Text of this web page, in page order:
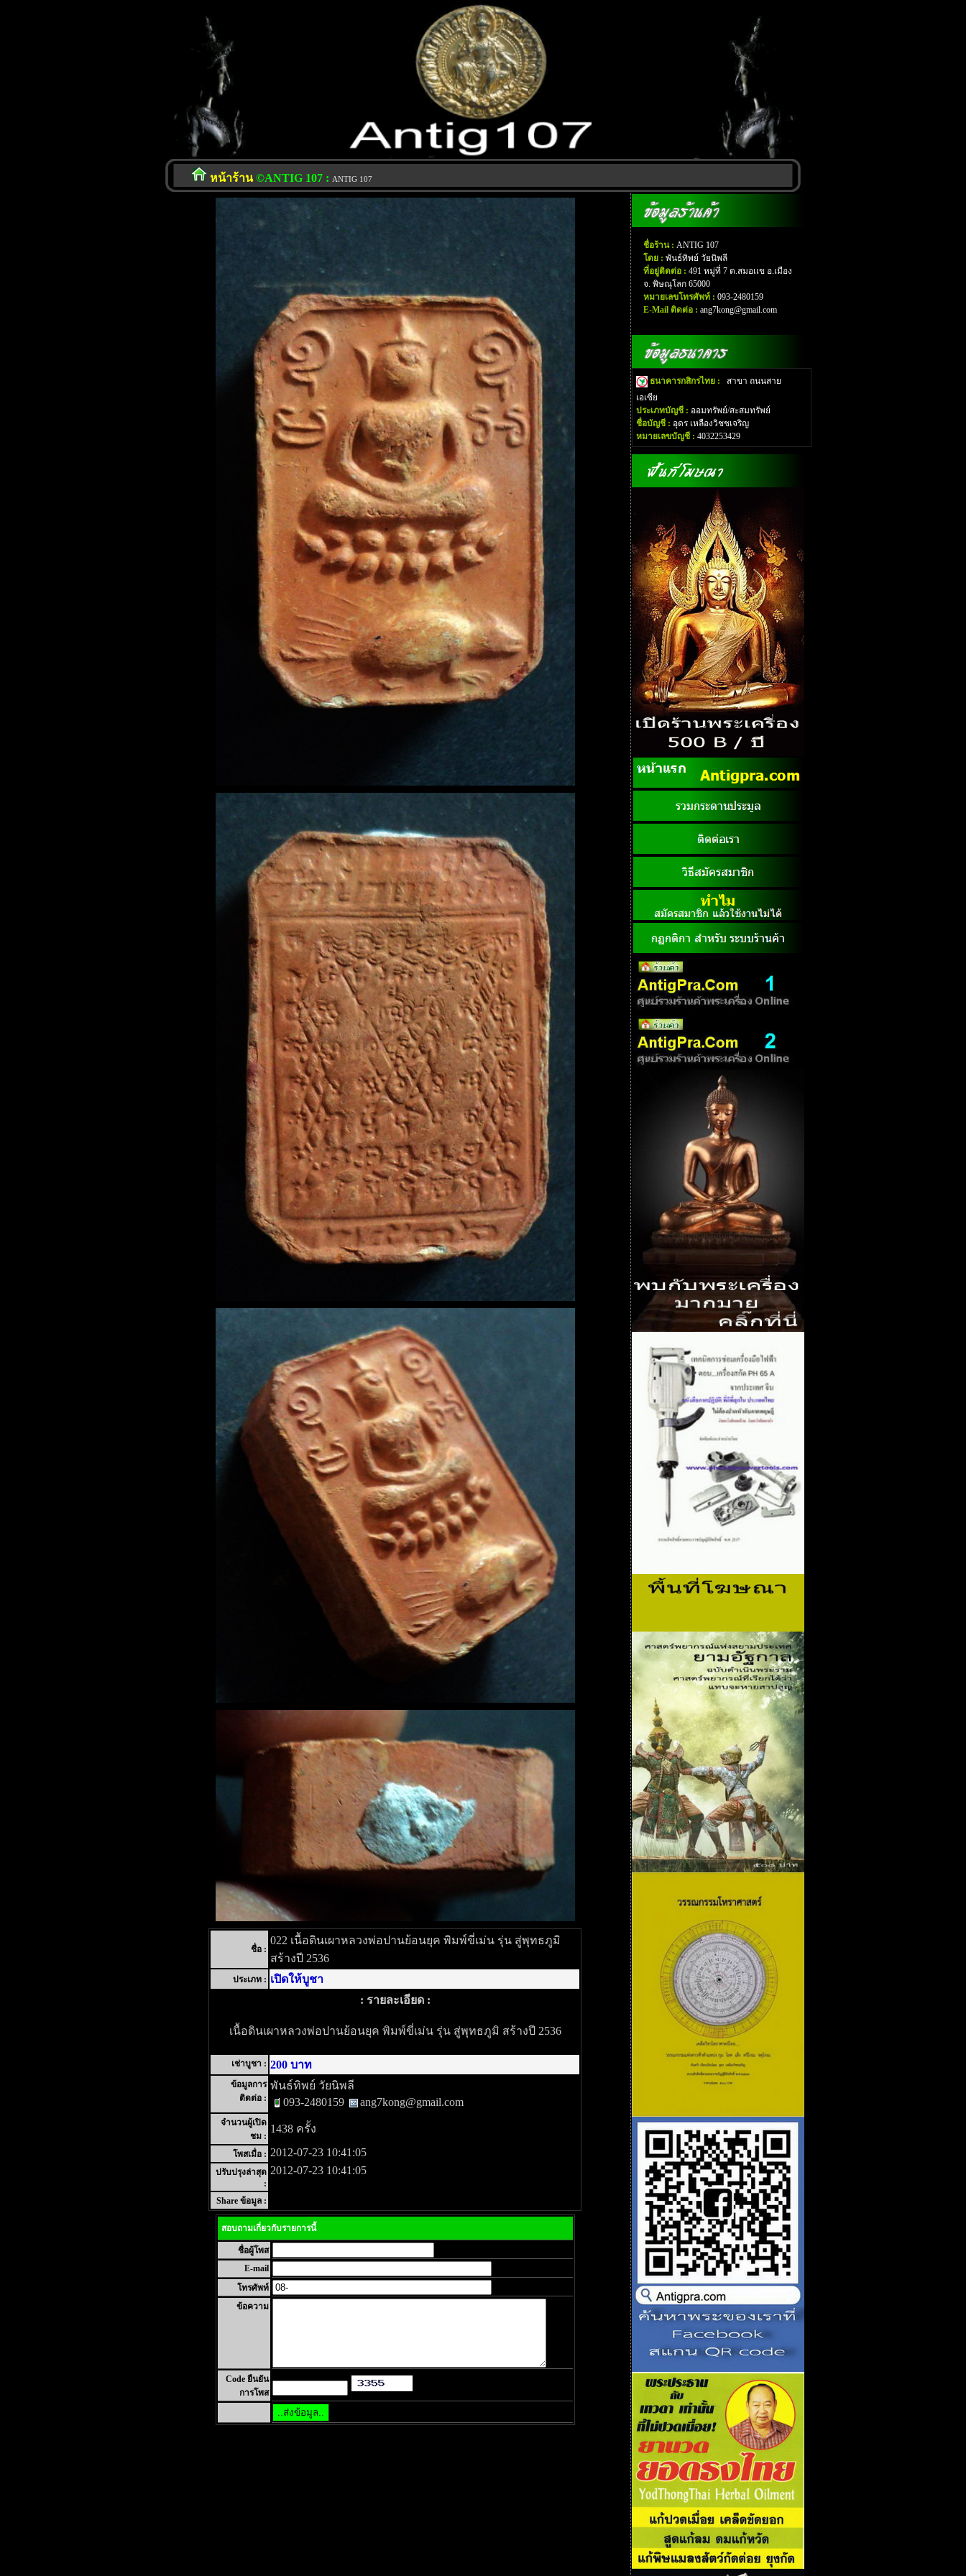
หน้าร้าน©ANTIG 107 : ANTIG 107
ชื่อ :
022 เนื้อดินเผาหลวงพ่อปานย้อนยุค พิมพ์ขี่เม่น รุ่น สู่พุทธภูมิ
สร้างปี 2536
ประเภท : เปิดให้บูชา
: รายละเอียด :
เนื้อดินเผาหลวงพ่อปานย้อนยุค พิมพ์ขี่เม่น รุ่น สู่พุทธภูมิ สร้างปี 2536
เช่าบูชา : 200 บาท
ข้อมูลการ
ติดต่อ :
พันธ์ทิพย์ วัยนิพลี
093-2480159
ang7kong@gmail.com
จำนวนผู้เปิด
ชม :
1438 ครั้ง
โพสเมื่อ : 2012-07-23 10:41:05
ปรับปรุงล่าสุด
:
2012-07-23 10:41:05
Share ข้อมูล :
สอบถามเกี่ยวกับรายการนี้
ชื่อผู้โพส
E-mail
โทรศัพท์
ข้อความ
Code ยืนยัน
การโพส
ชื่อร้าน : ANTIG 107
โดย : พันธ์ทิพย์ วัยนิพลี
ที่อยู่ติดต่อ : 491 หมู่ที่ 7 ต.สมอเเข อ.เมือง
จ. พิษณุโลก 65000
หมายเลขโทรศัพท์ : 093-2480159
E-Mail ติดต่อ : ang7kong@gmail.com
ธนาคารกสิกรไทย :
สาขา ถนนสาย
เอเซีย
ประเภทบัญชี : ออมทรัพย์/สะสมทรัพย์
ชื่อบัญชี : อุดร เหลืองวิชชเจริญ
หมายเลขบัญชี : 4032253429